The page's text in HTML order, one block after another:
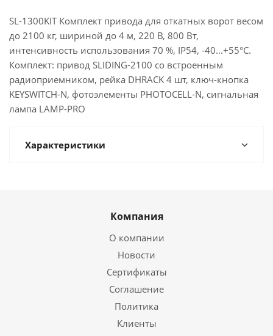
SL-1300KIT Комплект привода для откатных ворот весом
до 2100 кг, шириной до 4 м, 220 В, 800 Вт,
интенсивность использования 70 %, IP54, -40...+55°C.
Комплект: привод SLIDING-2100 со встроенным
радиоприемником, рейка DHRACK 4 шт, ключ-кнопка
KEYSWITCH-N, фотоэлементы PHOTOCELL-N, сигнальная
лампа LAMP-PRO
Характеристики
Компания
О компании
Новости
Сертификаты
Соглашение
Политика
Клиенты